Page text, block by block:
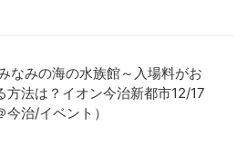
なみの海の水族館～入場料がお
方法は？イオン今治新都市12/17
今治/イベント）